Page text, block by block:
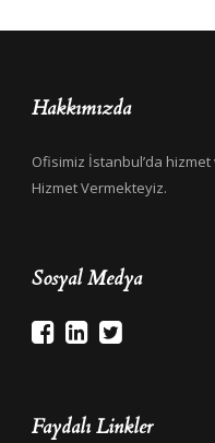
Hakkımızda
Ofisimiz İstanbul’da
Hizmet Vermekteyiz.
Sosyal Medya
Faydalı Linkler